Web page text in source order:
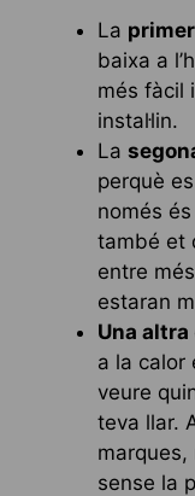
La primer
baixa a
més fàcil
instal·lin.
La
perquè
només
també et
entre
estaran
Una altra
a la calor
veure
teva llar.
sense la